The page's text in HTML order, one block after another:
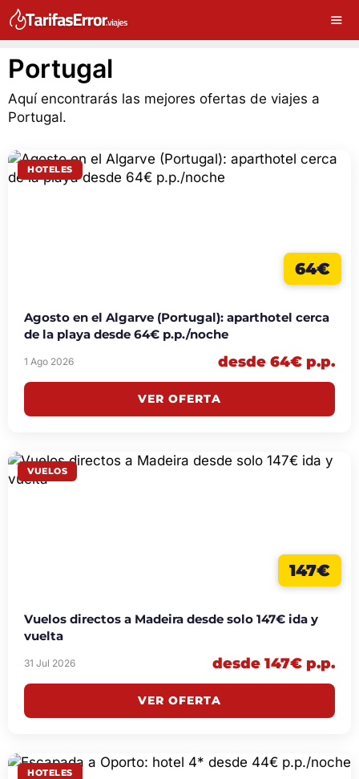
Portugal
Aquí encontrarás las mejores ofertas de viajes a
Portugal.
HOTELES
64€
Agosto en el Algarve (Portugal): aparthotel cerca
de la playa desde 64€ p.p./noche
1 Ago 2026 desde 64€ p.p.
VER OFERTA
VUELOS
147€
Vuelos directos a Madeira desde solo 147€ ida y
vuelta
31 Jul 2026 desde 147€ p.p.
VER OFERTA
HOTELES